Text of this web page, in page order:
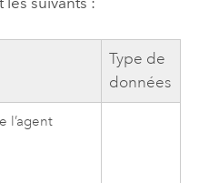
Type de
données
l’agent